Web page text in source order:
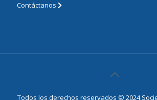
Contáctanos
Todos los derechos reservados © 2024